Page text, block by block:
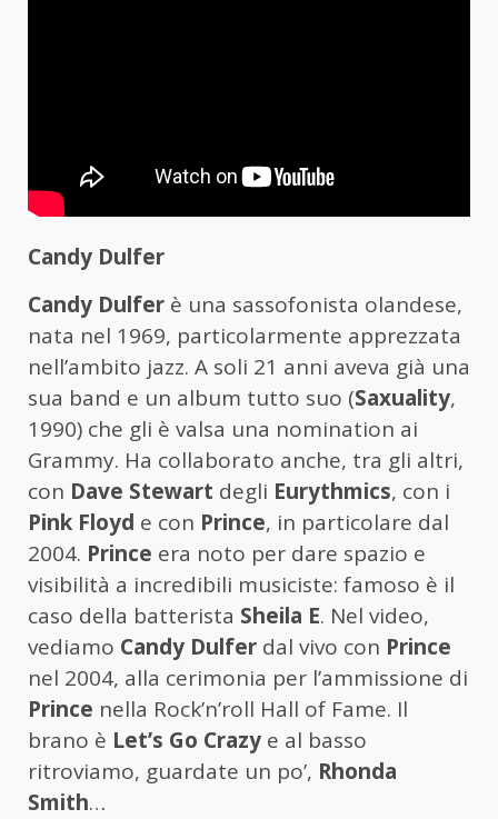
Candy Dulfer
Candy Dulfer è una sassofonista olandese,
nata nel 1969, particolarmente apprezzata
nell’ambito jazz. A soli 21 anni aveva già una
sua band e un album tutto suo (Saxuality,
1990) che gli è valsa una nomination ai
Grammy. Ha collaborato anche, tra gli altri,
con Dave Stewart degli Eurythmics, con i
Pink Floyd e con Prince, in particolare dal
2004. Prince era noto per dare spazio e
visibilità a incredibili musiciste: famoso è il
caso della batterista Sheila E. Nel video,
vediamo Candy Dulfer dal vivo con Prince
nel 2004, alla cerimonia per l’ammissione di
Prince nella Rock’n’roll Hall of Fame. Il
brano è Let’s Go Crazy e al basso
ritroviamo, guardate un po’, Rhonda
Smith…